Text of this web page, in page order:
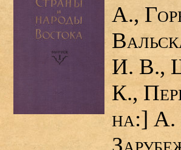
А.,
И. В.,
К.,
на:] А.